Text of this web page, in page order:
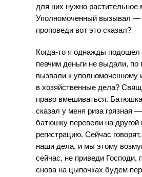
для них нужно
Уполномоченный вызывал —
проповеди вот это сказал?
Когда-то я однажды
певчим деньги не выдали, по
вызвали к
в хозяйственные дела?
право вмешиваться.
сказал у меня риза грязная
батюшку перевели на другой
регистрацию. Сейчас
наши дела, и мы этому
сейчас, не приведи Господи,
снова на цыпочках будем